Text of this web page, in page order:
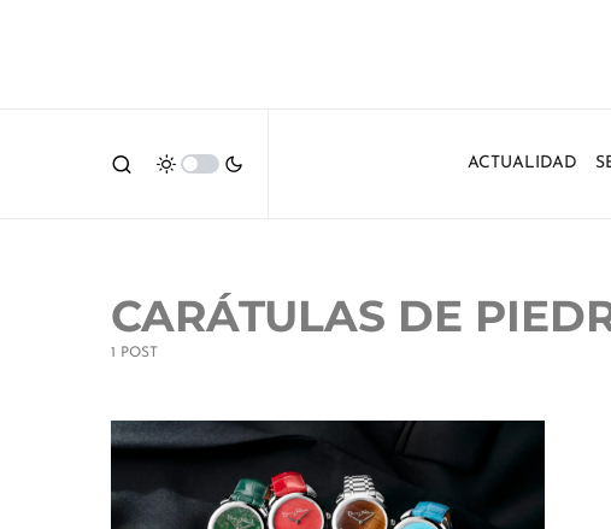
ACTUALIDAD
CARÁTULAS DE
1 POST